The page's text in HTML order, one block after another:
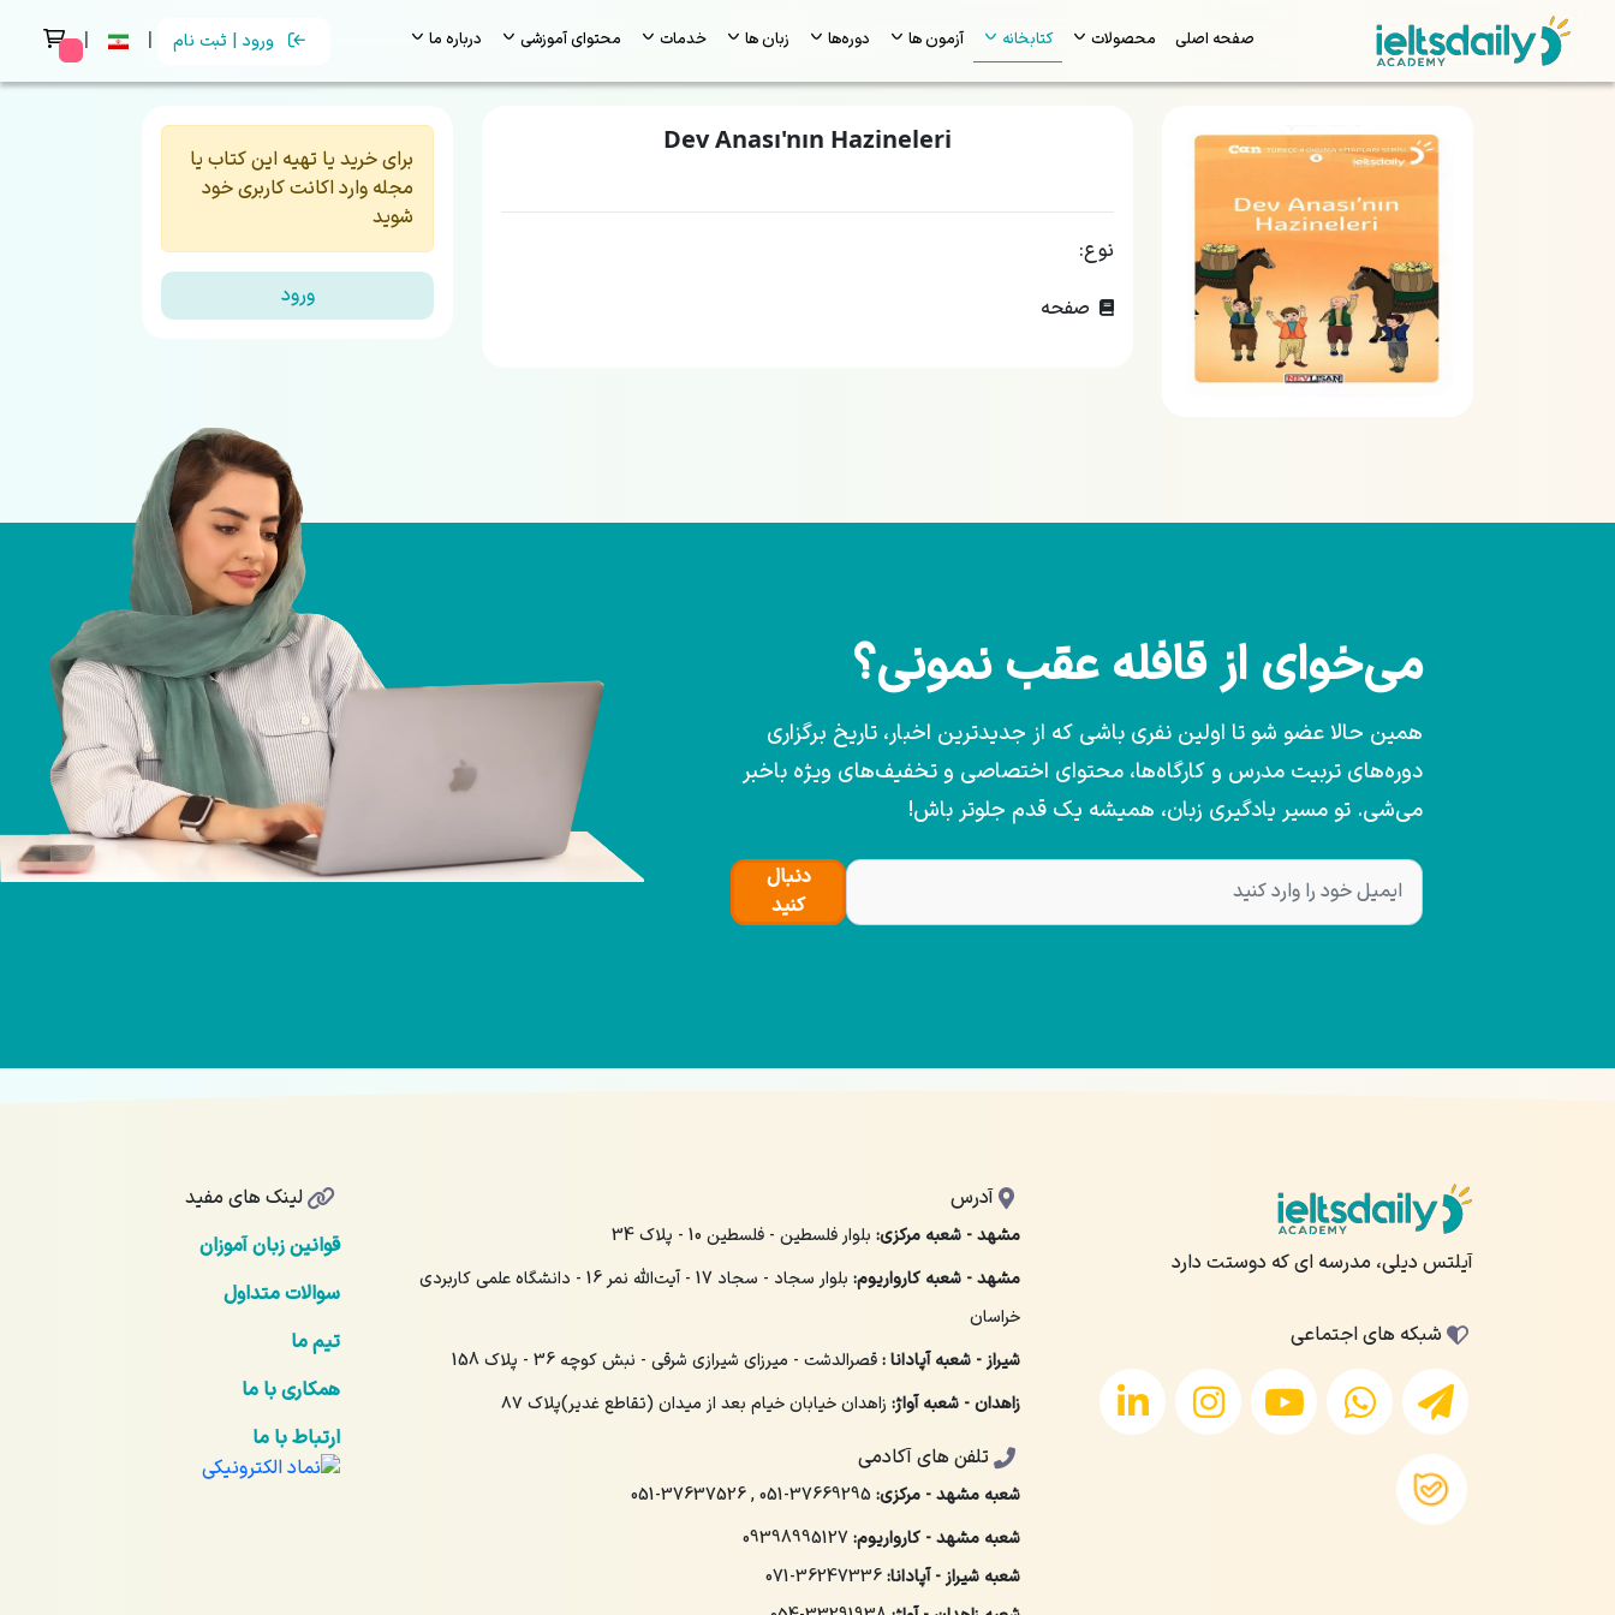
صفحه اصلی محصولات کتابخانه آزمون ها دوره‌ها زبان ها خدمات محتوای آموزشی درباره ما ورود | ثبت نام |
|
Dev Anası'nın Hazineleri
نوع:
صفحه
برای خرید یا تهیه این کتاب یا
مجله وارد اکانت کاربری خود
شوید
ورود
می‌خوای از قافله عقب نمونی؟
همین حالا عضو شو تا اولین نفری باشی که از جدیدترین اخبار، تاریخ برگزاری
دوره‌های تربیت مدرس و کارگاه‌ها، محتوای اختصاصی و تخفیف‌های ویژه باخبر
می‌شی. تو مسیر یادگیری زبان، همیشه یک قدم جلوتر باش!
دنبال
کنید
آیلتس دیلی، مدرسه ای که دوستت دارد
شبکه های اجتماعی
آدرس
مشهد - شعبه مرکزی: بلوار فلسطین - فلسطین 10 - پلاک 34
مشهد - شعبه کارواریوم:
بلوار سجاد - سجاد 17 - آیت‌الله نمر 16 - دانشگاه علمی کاربردی
خراسان
شیراز - شعبه آپادانا :قصرالدشت - میرزای شیرازی شرقی - نبش کوچه 36 - پلاک 158
زاهدان - شعبه آواژ: زاهدان خیابان خیام بعد از میدان (تقاطع غدیر)پلاک ۸۷
تلفن های آکادمی
شعبه مشهد - مرکزی: 051-37669295
,
051-37637526
شعبه مشهد - کارواریوم: 09398995127
شعبه شیراز - آپادانا: 071-36247336
لینک های مفید
قوانین زبان آموزان
سوالات متداول
تیم ما
همکاری با ما
ارتباط با ما